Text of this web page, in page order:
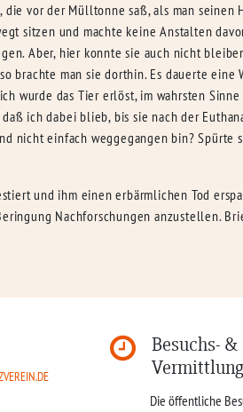
vor der Mülltonne saß, als man
sitzen und machte keine Anstalten
Aber, hier konnte sie auch nicht
brachte man sie dorthin. Es dauerte
wurde das Tier erlöst, im wahrsten
ich dabei blieb, bis sie nach der
nicht einfach weggegangen bin?
und ihm einen erbärmlichen Tod
Nachforschungen anzustellen.
Besuchs- &
Die öffentliche